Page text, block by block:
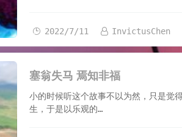
2022/7/11 InvictusChen
2022/6/27
塞翁失马 焉知非福
小的时候听这个故事不以为然，只是觉
生，于是以乐观的…